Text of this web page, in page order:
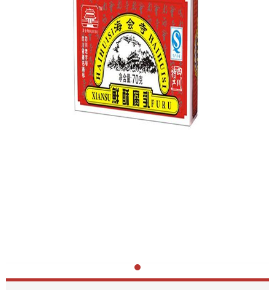
宣传视频
营销中心
联系我们